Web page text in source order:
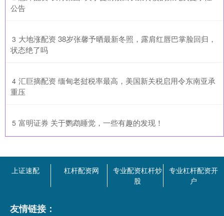
公告
3 ​大地涨配资 38岁张馨予晒最新冬照，露肩红唇巴掌脸回归，
状态绝了吗
4 ​汇巨摘配资 缅甸老挝税率最高，美国新关税启用令东南亚承
重压
5 ​富明证券 关于鹦鹉睡觉，一些有趣的发现！
上证速配 杠杆配资网
专业配资杠杆炒
股
专业杠杆配资开
户
友情链接：